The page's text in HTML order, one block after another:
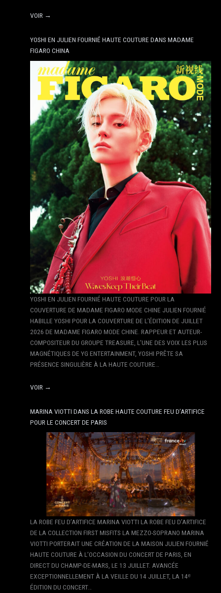
VOIR →
YOSHI EN JULIEN FOURNIÉ HAUTE COUTURE DANS MADAME
FIGARO CHINA
YOSHI EN JULIEN FOURNIÉ HAUTE COUTURE POUR LA
COUVERTURE DE MADAME FIGARO MODE CHINE JULIEN FOURNIÉ
HABILLE YOSHI POUR LA COUVERTURE DE L’ÉDITION DE JUILLET
2026 DE MADAME FIGARO MODE CHINE. RAPPEUR ET AUTEUR-
COMPOSITEUR DU GROUPE TREASURE, L’UNE DES VOIX LES PLUS
MAGNÉTIQUES DE YG ENTERTAINMENT, YOSHI PRÊTE SA
PRÉSENCE SINGULIÈRE À LA HAUTE COUTURE…
VOIR →
MARINA VIOTTI DANS LA ROBE HAUTE COUTURE FEU D’ARTIFICE
POUR LE CONCERT DE PARIS
LA ROBE FEU D’ARTIFICE MARINA VIOTTI LA ROBE FEU D’ARTIFICE
DE LA COLLECTION FIRST MISFITS LA MEZZO-SOPRANO MARINA
VIOTTI PORTERAIT UNE CRÉATION DE LA MAISON JULIEN FOURNIÉ
HAUTE COUTURE À L’OCCASION DU CONCERT DE PARIS, EN
DIRECT DU CHAMP-DE-MARS, LE 13 JUILLET. AVANCÉE
EXCEPTIONNELLEMENT À LA VEILLE DU 14 JUILLET, LA 14ᵉ
ÉDITION DU CONCERT…